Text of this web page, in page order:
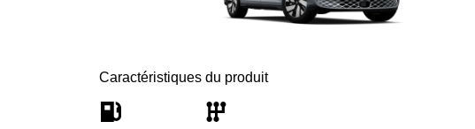
Caractéristiques du produit